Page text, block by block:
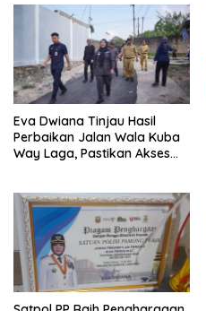
Eva Dwiana Tinjau Hasil
Perbaikan Jalan Wala Kuba
Way Laga, Pastikan Akses